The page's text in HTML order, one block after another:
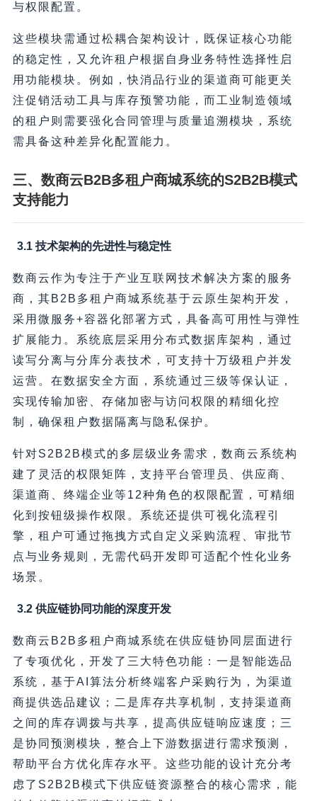
与权限配置。
这些模块需通过松耦合架构设计，既保证核心功能
的稳定性，又允许租户根据自身业务特性选择性启
用功能模块。例如，快消品行业的渠道商可能更关
注促销活动工具与库存预警功能，而工业制造领域
的租户则需要强化合同管理与质量追溯模块，系统
需具备这种差异化配置能力。
三、数商云B2B多租户商城系统的S2B2B模式
支持能力
3.1 技术架构的先进性与稳定性
数商云作为专注于产业互联网技术解决方案的服务
商，其B2B多租户商城系统基于云原生架构开发，
采用微服务+容器化部署方式，具备高可用性与弹性
扩展能力。系统底层采用分布式数据库架构，通过
读写分离与分库分表技术，可支持十万级租户并发
运营。在数据安全方面，系统通过三级等保认证，
实现传输加密、存储加密与访问权限的精细化控
制，确保租户数据隔离与隐私保护。
针对S2B2B模式的多层级业务需求，数商云系统构
建了灵活的权限矩阵，支持平台管理员、供应商、
渠道商、终端企业等12种角色的权限配置，可精细
化到按钮级操作权限。系统还提供可视化流程引
擎，租户可通过拖拽方式自定义采购流程、审批节
点与业务规则，无需代码开发即可适配个性化业务
场景。
3.2 供应链协同功能的深度开发
数商云B2B多租户商城系统在供应链协同层面进行
了专项优化，开发了三大特色功能：一是智能选品
系统，基于AI算法分析终端客户采购行为，为渠道
商提供选品建议；二是库存共享机制，支持渠道商
之间的库存调拨与共享，提高供应链响应速度；三
是协同预测模块，整合上下游数据进行需求预测，
帮助平台方优化库存水平。这些功能的设计充分考
虑了S2B2B模式下供应链资源整合的核心需求，能